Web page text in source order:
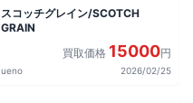
スコッチグレイン/SCOTCH
GRAIN
買取価格 15000円
ueno 2026/02/25